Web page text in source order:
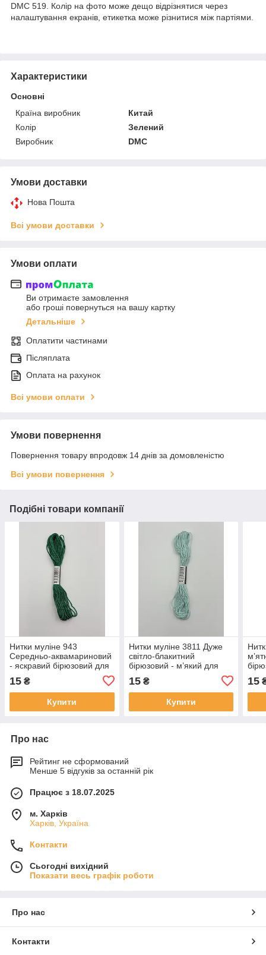
DMC 519. Колір на фото може дещо відрізнятися через
налаштування екранів, етикетка може різнитися між партіями.
Характеристики
Основні
Країна виробник
Китай
Колір
Зелений
Виробник
DMC
Умови доставки
Нова Пошта
Всі умови доставки
Умови оплати
Ви отримаєте замовлення
або гроші повернуться на вашу картку
Детальніше
Оплатити частинами
Післяплата
Оплата на рахунок
Всі умови оплати
Умови повернення
Повернення товару впродовж 14 днів за домовленістю
Всі умови повернення
Подібні товари компанії
Нитки муліне 943
Середньо-аквамариновий
- яскравий бірюзовий для
15 ₴
Купити
Нитки муліне 3811 Дуже
світло-блакитний
бірюзовий - м’який для
15₴
Купити
15
Про нас
Рейтинг не сформований
Менше 5 відгуків за останній рік
Працює з 18.07.2025
м. Харків
Харків, Україна
Контакти
Сьогодні вихідний
Показати весь графік роботи
Про нас
Контакти